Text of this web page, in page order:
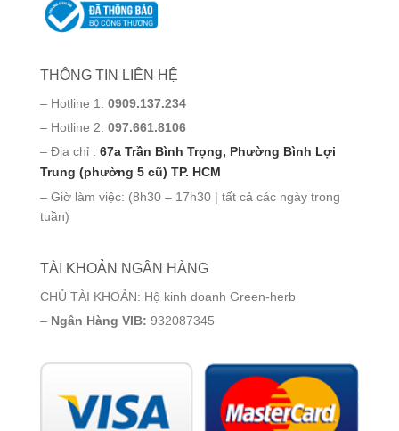
THÔNG TIN LIÊN HỆ
– Hotline 1: 0909.137.234
– Hotline 2: 097.661.8106
– Địa chỉ : 67a Trần Bình Trọng, Phường Bình Lợi
Trung (phường 5 cũ) TP. HCM
– Giờ làm việc: (8h30 – 17h30 | tất cả các ngày trong
tuần)
TÀI KHOẢN NGÂN HÀNG
CHỦ TÀI KHOẢN: Hộ kinh doanh Green-herb
– Ngân Hàng VIB: 932087345